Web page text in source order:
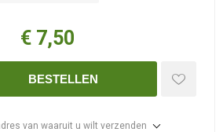
€ 7,50
BESTELLEN
van waaruit u wilt verzenden